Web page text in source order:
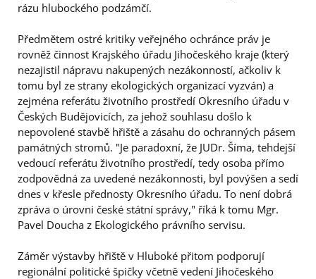
rázu hlubockého podzámčí.
Předmětem ostré kritiky veřejného ochránce práv je
rovněž činnost Krajského úřadu Jihočeského kraje (který
nezajistil nápravu nakupených nezákonností, ačkoliv k
tomu byl ze strany ekologických organizací vyzván) a
zejména referátu životního prostředí Okresního úřadu v
Českých Budějovicích, za jehož souhlasu došlo k
nepovolené stavbě hřiště a zásahu do ochranných pásem
památných stromů. "Je paradoxní, že JUDr. Šíma, tehdejší
vedoucí referátu životního prostředí, tedy osoba přímo
zodpovědná za uvedené nezákonnosti, byl povýšen a sedí
dnes v křesle přednosty Okresního úřadu. To není dobrá
zpráva o úrovni české státní správy," říká k tomu Mgr.
Pavel Doucha z Ekologického právního servisu.
Záměr výstavby hřiště v Hluboké přitom podporují
regionální politické špičky včetně vedení Jihočeského